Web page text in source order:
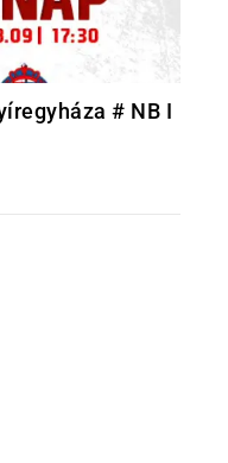
# NB I